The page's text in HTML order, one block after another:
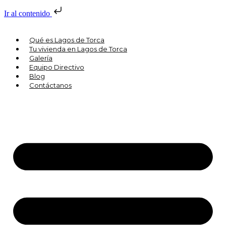
Ir al contenido
Qué es Lagos de Torca
Tu vivienda en Lagos de Torca
Galería
Equipo Directivo
Blog
Contáctanos